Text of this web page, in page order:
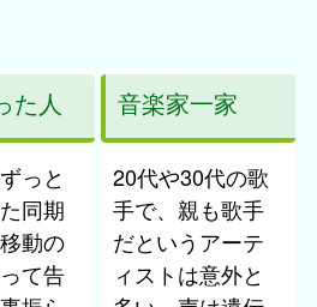
た人
っと
同期
動の
て告
音楽家一家
20代や30代の歌
手で、親も歌手
だというアーテ
ィストは意外と